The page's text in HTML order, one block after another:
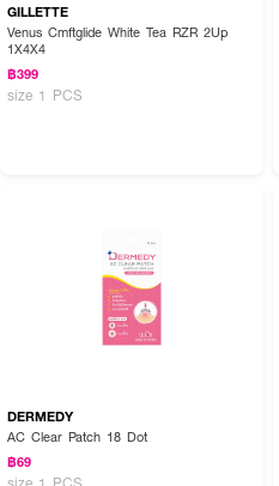
GILLETTE
Venus Cmftglide White Tea RZR 2Up
1X4X4
฿399
size 1 PCS
DERMEDY
AC Clear Patch 18 Dot
฿69
size 1 PCS